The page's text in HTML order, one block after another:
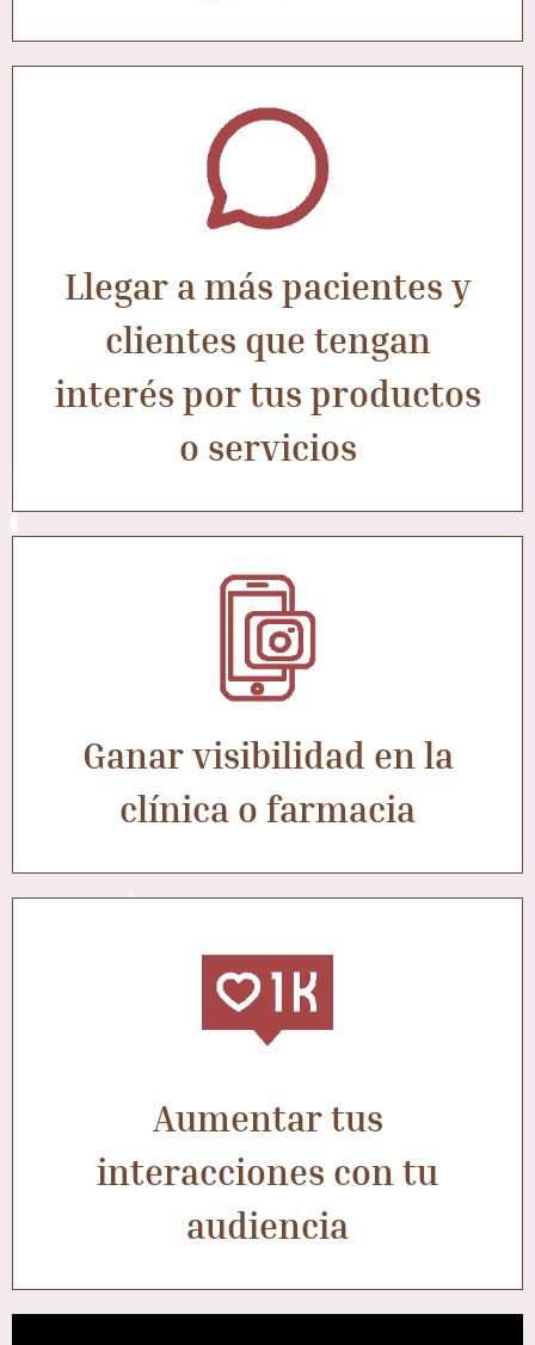
Llegar a más pacientes y
clientes que tengan
interés por tus productos
o servicios
Ganar visibilidad en la
clínica o farmacia
Aumentar tus
interacciones con tu
audiencia